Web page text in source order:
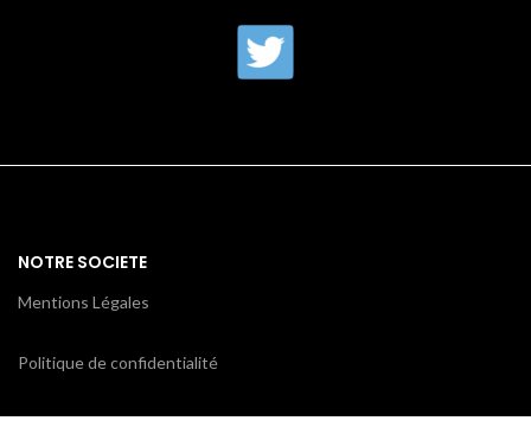
NOTRE SOCIETE
Mentions Légales
Politique de confidentialité